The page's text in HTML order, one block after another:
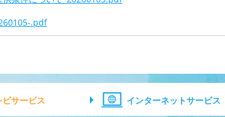
.pdf
ビサービス インターネットサービス